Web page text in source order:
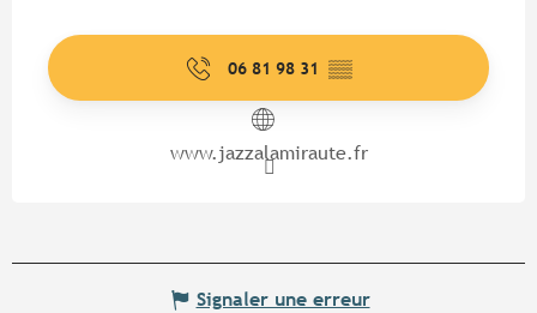
06 81 98 31 ▒▒
www.jazzalamiraute.fr
Signaler une erreur